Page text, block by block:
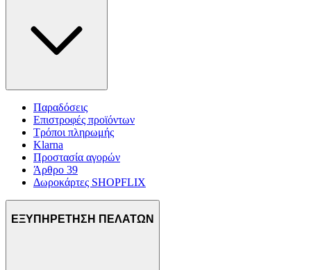
Παραδόσεις
Επιστροφές προϊόντων
Τρόποι πληρωμής
Klarna
Προστασία αγορών
Άρθρο 39
Δωροκάρτες SHOPFLIX
ΕΞΥΠΗΡΕΤΗΣΗ ΠΕΛΑΤΩΝ